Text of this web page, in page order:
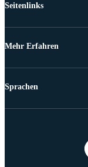
Seitenlinks
Mehr Erfahren
Sprachen